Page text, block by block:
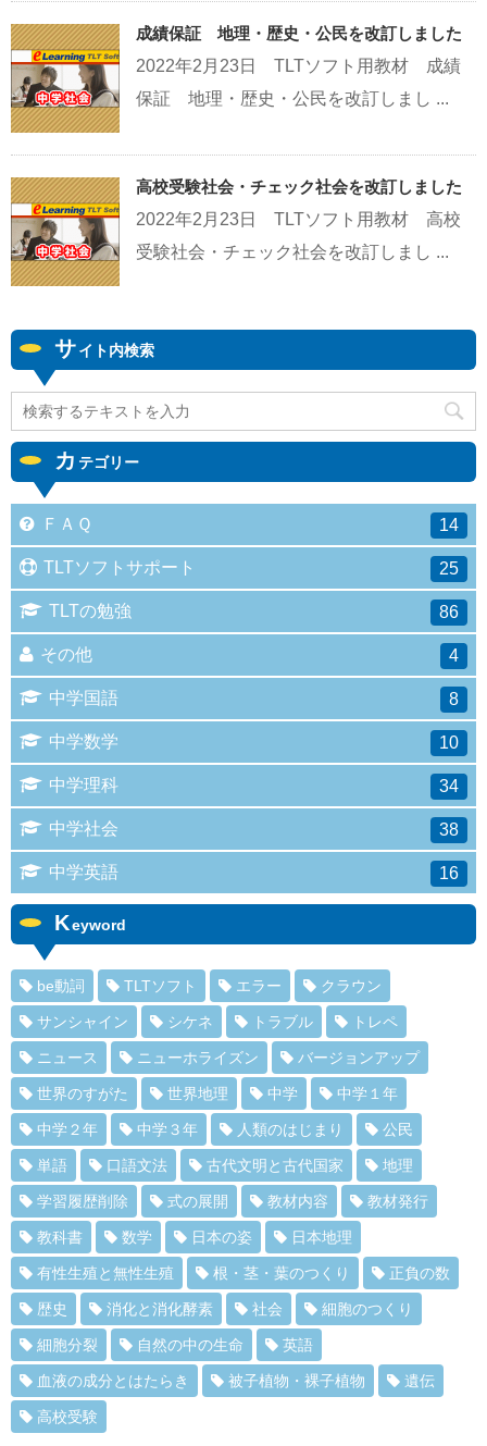
成績保証 地理・歴史・公民を改訂しました
2022年2月23日 TLTソフト用教材 成績
保証 地理・歴史・公民を改訂しまし ...
高校受験社会・チェック社会を改訂しました
2022年2月23日 TLTソフト用教材 高校
受験社会・チェック社会を改訂しまし ...
サイト内検索
カ テゴリー
ＦＡＱ 14
TLTソフトサポート 25
TLTの勉強 86
その他 4
中学国語 8
中学数学 10
中学理科 34
中学社会 38
中学英語 16
Keyword
be動詞 TLTソフト エラー クラウン
サンシャイン シケネ トラブル トレペ
ニュース ニューホライズン バージョンアップ
世界のすがた 世界地理 中学 中学１年
中学２年 中学３年 人類のはじまり 公民
単語 口語文法 古代文明と古代国家 地理
学習履歴削除 式の展開 教材内容 教材発行
教科書 数学 日本の姿 日本地理
有性生殖と無性生殖 根・茎・葉のつくり 正負の数
歴史 消化と消化酵素 社会 細胞のつくり
細胞分裂 自然の中の生命 英語
血液の成分とはたらき 被子植物・裸子植物 遺伝
高校受験